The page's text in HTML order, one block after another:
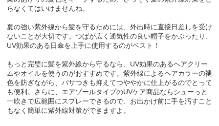
らなくてはいけませんね。
夏の強い紫外線から髪を守るためには、外出時に直接日差しを受け
ないことが大切です。つばが広く通気性の良い帽子をかぶったり、
UV効果のある日傘を上手に使用するのがベスト！
もっと完璧に髪を紫外線から守るなら、UV効果のあるヘアクリー
ムやオイルを使うのがおすすめです。紫外線によるヘアカラーの褪
色を防ぎながら、パサつきも抑えてつややかに仕上がるのでとって
も便利。さらに、エアゾールタイプのUVケア商品ならシューっと
一吹きで広範囲にスプレーできるので、お出かけ前に手を汚すこと
もなく簡単に紫外線対策ができますよ。